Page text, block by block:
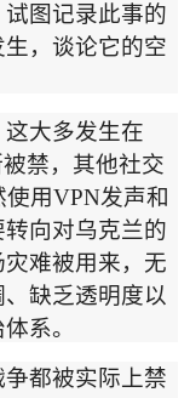
图记录此事的
，谈论它的空
大多发生在
禁，其他社交
用VPN发声和
向对乌克兰的
难被用来，无
缺乏透明度以
系。
都被实际上禁